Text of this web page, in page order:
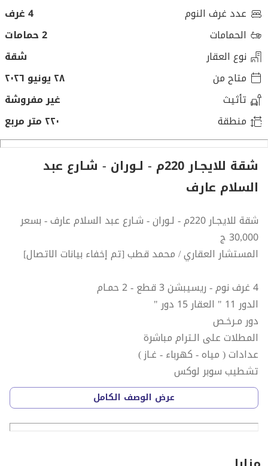
عدد غرف النوم
4 غرف
الحمامات
2 حمامات
نوع العقار
شقة
متاح من
٢٨ يونيو ٢٠٢٦
تأثيث
غير مفروشة
منطقة
٢٢٠ متر مربع
شقة للايجـار 220م - لـوران - شـارع عبد
السلام عارف
شقة للايجـار 220م - لـوران - شـارع عبد السلام عارف - بسعر
30,000 ج
المستشار العقاري / محمد قطب [تم إخفاء بيانات الاتصال]
4 غرف نوم - ريسيبشن 3 قطع - 2 حمـام
الدور 11 " العقار 15 دور "
دور مـرخـص
المطلات على الـترام مباشرة
عدادات ( مياه - كهرباء - غـاز )
تشطيب سوبر لوكس
2 أسانسيــر
السعر : 30,000 ج
كود الوحدة : NXT-1233
⁠للتواصل واتساب :[تم إخفاء بيانات الاتصال]
عرض الوصف الكامل